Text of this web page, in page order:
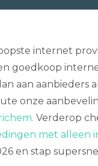
internet
goedkoop
aan aanbieders
onze
Verderop
met alleen
en stap